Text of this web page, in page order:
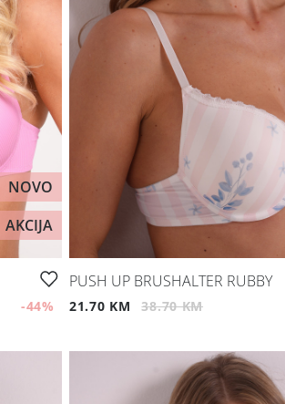
NOVO
AKCIJA
-44%
PUSH UP BRUSHALTER RUBBY
21.70 KM 38.70 KM